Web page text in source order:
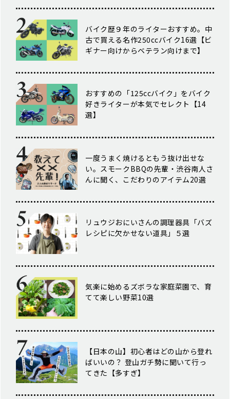
バイク歴９年のライターおすすめ。中
古で買える名作250ccバイク16選【ビ
ギナー向けからベテラン向けまで】
おすすめの「125ccバイク」をバイク
好きライターが本気でセレクト【14
選】
一度うまく焼けるともう抜け出せな
い。スモークBBQの先輩・渋谷南人さ
んに聞く、こだわりのアイテム20選
リュウジおにいさんの調理器具「バズ
レシピに欠かせない道具」５選
気楽に始めるズボラな家庭菜園で、育
てて楽しい野菜10選
【日本の山】初心者はどの山から登れ
ばいいの？ 登山ガチ勢に聞いて行っ
てきた【多すぎ】